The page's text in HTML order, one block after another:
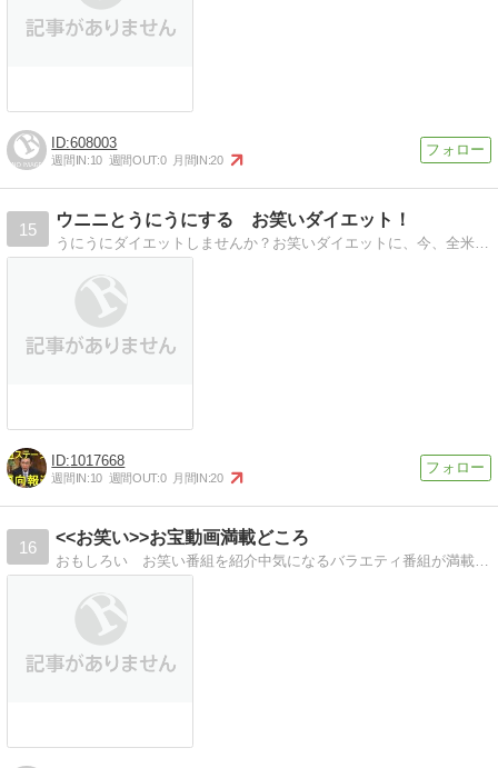
608003
週間IN:10 週間OUT:0 月間IN:20
15
ウニニとうにうにする お笑いダイエット！
うにうにダイエットしませんか？お笑いダイエットに、今、全米が注目！
1017668
週間IN:10 週間OUT:0 月間IN:20
16
<<お笑い>>お宝動画満載どころ